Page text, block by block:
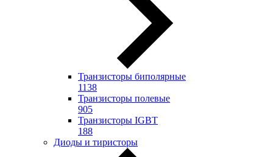
Транзисторы биполярные
1138
Транзисторы полевые
905
Транзисторы IGBT
188
Диоды и тиристоры